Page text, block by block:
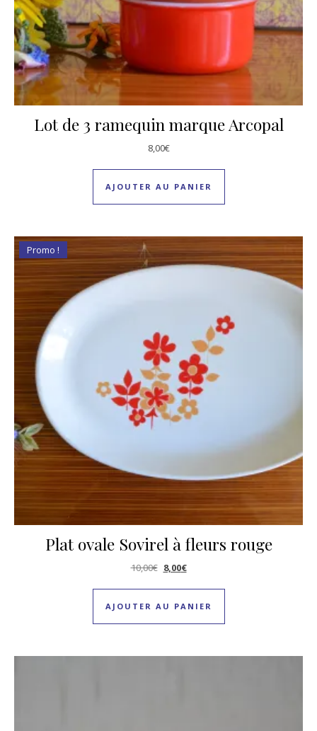
Lot de 3 ramequin marque Arcopal
8,00€
AJOUTER AU PANIER
Promo !
Plat ovale Sovirel à fleurs rouge
10,00€ Le prix initial était : 10,00€.
8,00€Le prix actuel est : 8,00€.
AJOUTER AU PANIER